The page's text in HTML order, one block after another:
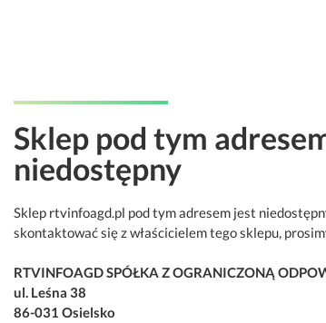
Sklep pod tym
niedostępny
Sklep rtvinfoagd.pl pod tym adresem jest
skontaktować się z właścicielem tego sklepu,
RTVINFOAGD SPÓŁKA Z OGRANICZONĄ
ul. Leśna 38
86-031 Osielsko